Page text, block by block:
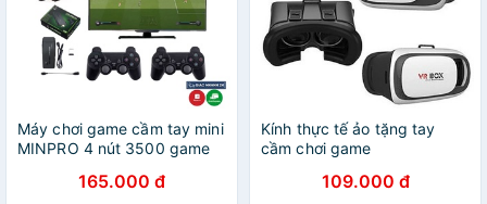
Máy chơi game cầm tay mini
MINPRO 4 nút 3500 game
kết nối HDMI - Bảo Hành 12
165.000 đ
Kính thực tế ảo tặng tay
cầm chơi game
109.000 đ